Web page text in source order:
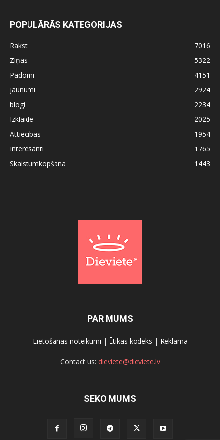
POPULĀRĀS KATEGORIJAS
Raksti
7016
Ziņas
5322
Padomi
4151
Jaunumi
2924
blogi
2234
Izklaide
2025
Attiecības
1954
Interesanti
1765
Skaistumkopšana
1443
PAR MUMS
Lietošanas noteikumi | Ētikas kodeks | Reklāma
Contact us: dieviete@dieviete.lv
SEKO MUMS